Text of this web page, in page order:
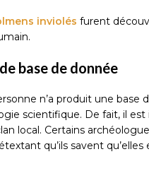
inviolés furent
base de donnée
n’a produit une
scientifique. De fait, il
local. Certains
qu’ils savent